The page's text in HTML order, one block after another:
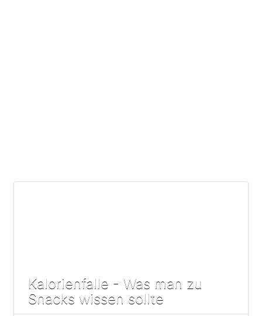
Kalorienfalle - Was man zu
Snacks wissen sollte